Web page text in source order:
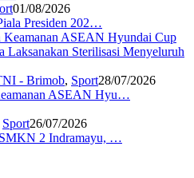
01/08/2026
Presiden 202…
- Brimob, Sport28/07/2026
ASEAN Hyu…
Sport26/07/2026
2 Indramayu, …